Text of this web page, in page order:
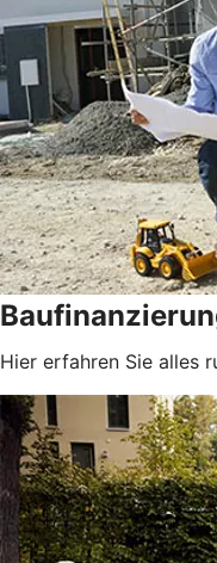
Hier erfahren Sie alles